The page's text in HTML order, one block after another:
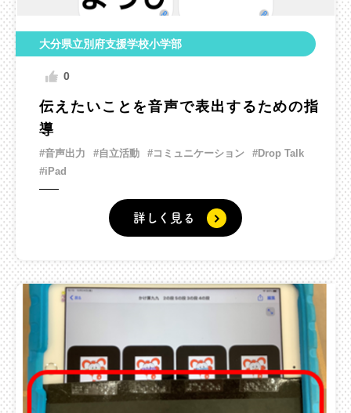
大分県立別府支援学校小学部
0
伝えたいことを音声で表出するための指
導
#音声出力 #自立活動 #コミュニケーション
#Drop Talk
#iPad
詳しく見る